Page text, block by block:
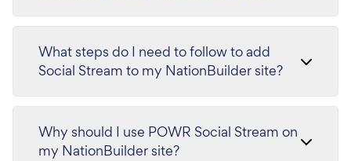
What steps do I need to follow to add
Social Stream to my NationBuilder site?
Why should I use POWR Social Stream on
my NationBuilder site?